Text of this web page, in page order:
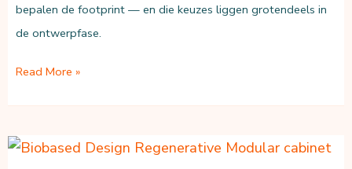
bepalen de footprint — en die keuzes liggen grotendeels in
de ontwerpfase.
Ecodesign:
de
Read More »